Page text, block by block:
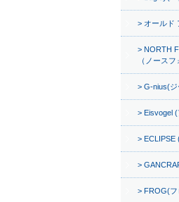
オールド
NORTH
（ノース
G-nius(ジ
Eisvogel
ECLIPSE
FROG(フ